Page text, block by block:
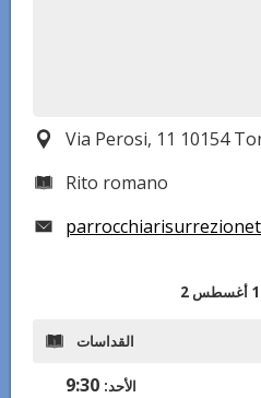
Via Perosi, 11 10154
Rito romano
القداسات
الأحد:
9:30